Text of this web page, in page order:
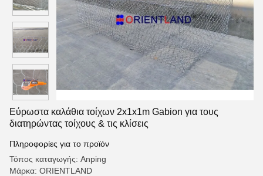
Εύρωστα καλάθια τοίχων 2x1x1m Gabion για τους
διατηρώντας τοίχους & τις κλίσεις
Πληροφορίες για το προϊόν
Τόπος καταγωγής: Anping
Μάρκα: ORIENTLAND